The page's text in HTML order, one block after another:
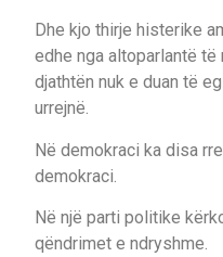
Dhe kjo thirje histerike
edhe nga altoparlantë
djathtën nuk e duan të
urrejnë.
Në demokraci ka disa
demokraci.
Në një parti politike
qëndrimet e ndryshme.